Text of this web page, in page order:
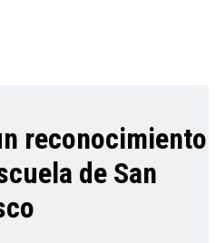
reconocimiento
de San